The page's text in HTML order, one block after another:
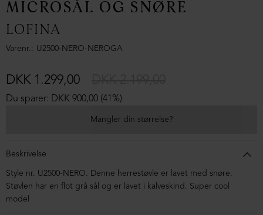
MICROSÅL OG SNØRE
LOFINA
Varenr. U2500-NERO-NEROGA
Du sparer: DKK 900,00 (41%)
DKK 1.299,00
Mangler din størrelse?
Beskrivelse
Style nr. U2500-NERO. Denne herrestøvle er lavet med snøre.
Støvlen har en flot grå sål og er lavet i kalveskind. Super cool
model